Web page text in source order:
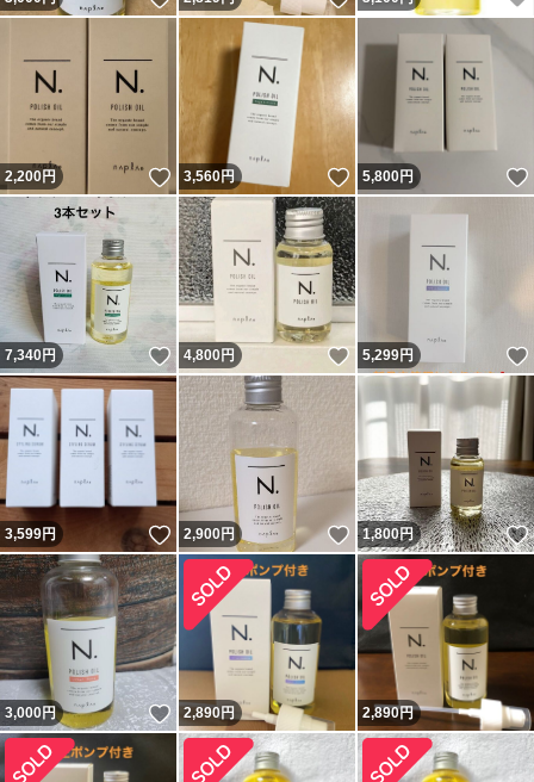
2,200円 いいね！
3,560円 いいね！
5,800円
7,340円 いいね！
4,800円 いいね！
5,299円
3,599円 いいね！
2,900円 いいね！
1,800円
3,000円 いいね！
2,890円 2,890円